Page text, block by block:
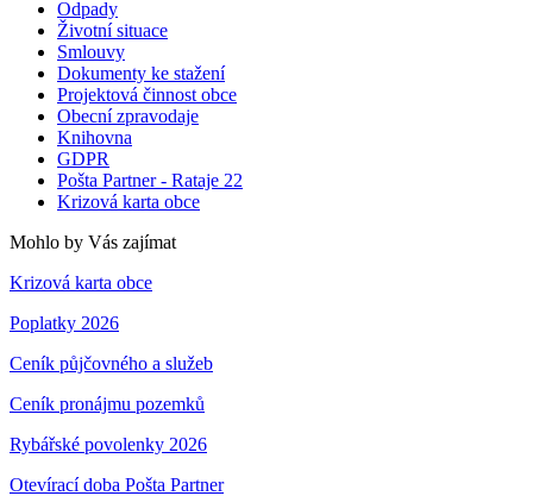
Odpady
Životní situace
Smlouvy
Dokumenty ke stažení
Projektová činnost obce
Obecní zpravodaje
Knihovna
GDPR
Pošta Partner - Rataje 22
Krizová karta obce
Mohlo by Vás zajímat
Krizová karta obce
Poplatky 2026
Ceník půjčovného a služeb
Ceník pronájmu pozemků
Rybářské povolenky 2026
Otevírací doba Pošta Partner